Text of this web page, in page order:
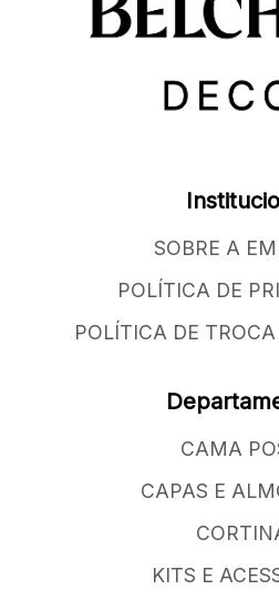
SOBRE A
POLÍTICA DE
POLÍTICA DE
CAMA
CAPAS E
KITS E